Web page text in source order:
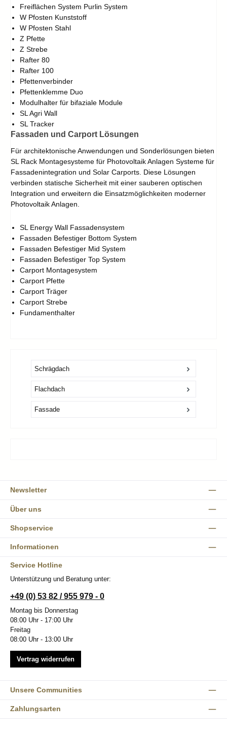
Freiflächen System Purlin System
W Pfosten Kunststoff
W Pfosten Stahl
Z Pfette
Z Strebe
Rafter 80
Rafter 100
Pfettenverbinder
Pfettenklemme Duo
Modulhalter für bifaziale Module
SL Agri Wall
SL Tracker
Fassaden und Carport Lösungen
Für architektonische Anwendungen und Sonderlösungen bieten
SL Rack Montagesysteme für Photovoltaik Anlagen Systeme für
Fassadenintegration und Solar Carports. Diese Lösungen
verbinden statische Sicherheit mit einer sauberen optischen
Integration und erweitern die Einsatzmöglichkeiten moderner
Photovoltaik Anlagen.
SL Energy Wall Fassadensystem
Fassaden Befestiger Bottom System
Fassaden Befestiger Mid System
Fassaden Befestiger Top System
Carport Montagesystem
Carport Pfette
Carport Träger
Carport Strebe
Fundamenthalter
Schrägdach
Flachdach
Fassade
Newsletter
Über uns
Shopservice
Informationen
Service Hotline
Unterstützung und Beratung unter:
+49 (0) 53 82 / 955 979 - 0
Montag bis Donnerstag
08:00 Uhr - 17:00 Uhr
Freitag
08:00 Uhr - 13:00 Uhr
Vertrag widerrufen
Unsere Communities
Zahlungsarten